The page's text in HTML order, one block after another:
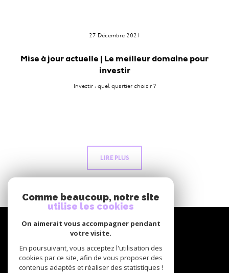
27 Décembre 2021
Mise à jour actuelle | Le meilleur domaine pour
investir
Investir : quel quartier choisir ?
LIRE PLUS
suivre
Comme beaucoup, notre site
utilise les cookies
On aimerait vous accompagner pendant
votre visite.
En poursuivant, vous acceptez l'utilisation des
cookies par ce site, afin de vous proposer des
contenus adaptés et réaliser des statistiques !